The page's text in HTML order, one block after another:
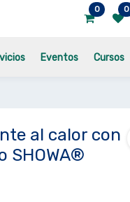
0 0
Eventos Cursos
al calor con
SHOWA®